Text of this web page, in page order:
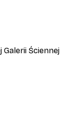
Ściennej